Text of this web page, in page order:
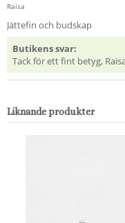
Raisa
Jättefin och budskap
Butikens svar:
Tack för ett fint betyg,
Liknande produkter